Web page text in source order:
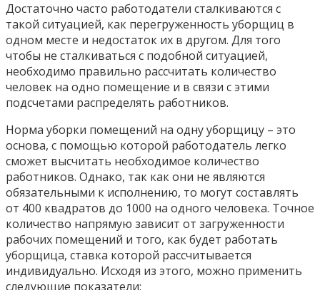
Достаточно часто работодатели сталкиваются с
такой ситуацией, как перегруженность уборщиц в
одном месте и недостаток их в другом. Для того
чтобы не сталкиваться с подобной ситуацией,
необходимо правильно рассчитать количество
человек на одно помещение и в связи с этими
подсчетами распределять работников.
Норма уборки помещений на одну уборщицу – это
основа, с помощью которой работодатель легко
сможет высчитать необходимое количество
работников. Однако, так как они не являются
обязательными к исполнению, то могут составлять
от 400 квадратов до 1000 на одного человека. Точное
количество напрямую зависит от загруженности
рабочих помещений и того, как будет работать
уборщица, ставка которой рассчитывается
индивидуально. Исходя из этого, можно применить
следующие показатели: